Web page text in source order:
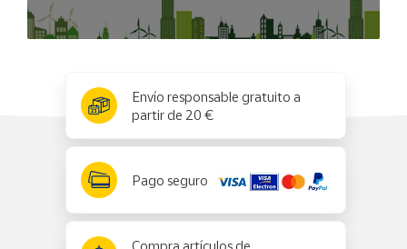
Envío responsable gratuito a
partir de 20 €
Pago seguro
Compra artículos de